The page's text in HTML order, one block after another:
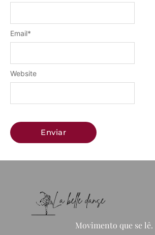
Email*
Website
Movimento que se lê.